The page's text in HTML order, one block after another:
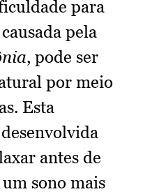
para
pela
, pode ser
por meio
Esta
antes de
sono mais